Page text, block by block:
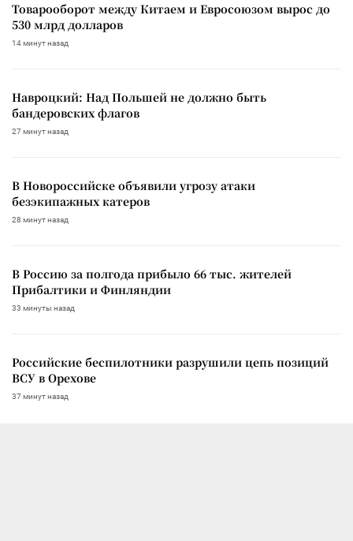
Товарооборот между Китаем и Евросоюзом вырос до
530 млрд долларов
14 минут назад
Навроцкий: Над Польшей не должно быть
бандеровских флагов
27 минут назад
В Новороссийске объявили угрозу атаки
безэкипажных катеров
28 минут назад
В Россию за полгода прибыло 66 тыс. жителей
Прибалтики и Финляндии
33 минуты назад
Российские беспилотники разрушили цепь позиций
ВСУ в Орехове
37 минут назад